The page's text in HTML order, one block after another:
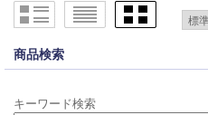
商品検索
キーワード検索